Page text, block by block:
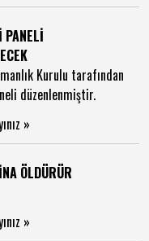
PANELİ
Kurulu tarafından
düzenlenmiştir.
»
ÖLDÜRÜR
»